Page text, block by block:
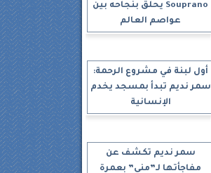
Souprano يحلق بنجاحه بين
عواصم العالم
أول لبنة في مشروع الرحمة:
سمر نديم تبدأ بمسجد يخدم
الإنسانية
سمر نديم تكشف عن
مفاجأتها لـ”منى” بعمرة